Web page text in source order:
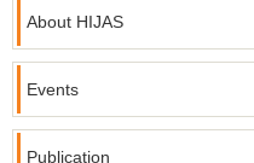
About HIJAS
Events
Publication